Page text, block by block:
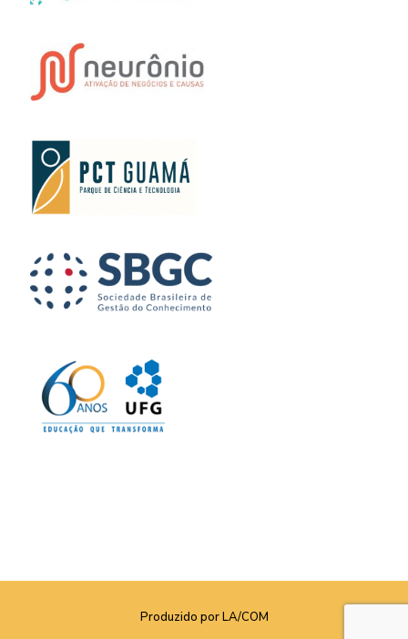
Produzido por LA/COM